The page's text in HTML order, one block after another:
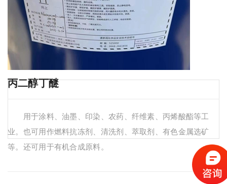
丙二醇丁醚
用于涂料、油墨、印染、农药、纤维素、丙烯酸酯等工
业。也可用作燃料抗冻剂、清洗剂、萃取剂、有色金属选矿
等。还可用于有机合成原料。